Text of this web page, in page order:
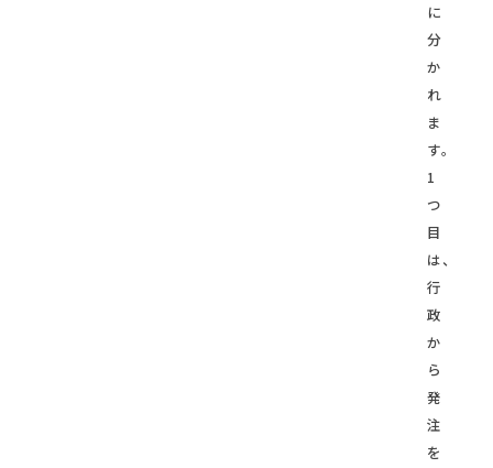
に
分
か
れ
ま
す。
1
つ
目
は、
行
政
か
ら
発
注
を